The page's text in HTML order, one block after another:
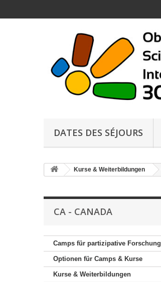
DATES DES SÉJOURS
Kurse & Weiterbildungen
CA - CANADA
Camps für partizipative Forschung
Optionen für Camps & Kurse
Kurse & Weiterbildungen